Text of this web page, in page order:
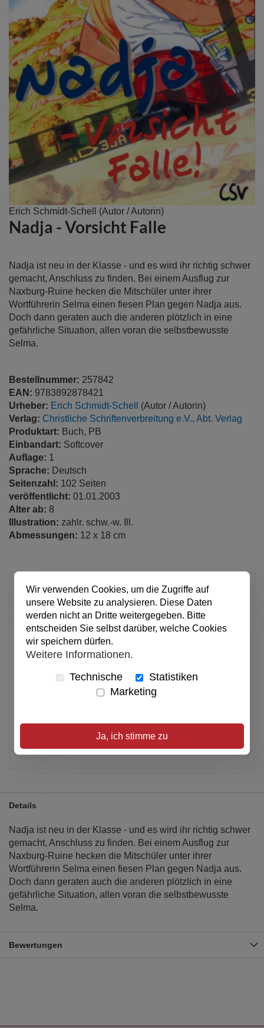
Erich Schmidt-Schell (Autor / Autorin)
Nadja - Vorsicht Falle
Nadja ist neu in der Klasse - und es wird ihr richtig schwer
gemacht, Anschluss zu finden. Bei einem Ausflug zur
Naxburg-Ruine hecken die Mitschüler unter ihrer
Wortführerin Selma einen fiesen Plan gegen Nadja aus.
Doch dann geraten auch die anderen plötzlich in eine
gefährliche Situation, allen voran die selbstbewusste
Selma.
Bestellnummer: 257842
EAN: 9783892878421
Urheber: Erich Schmidt-Schell
(Autor / Autorin)
Verlag: Christliche Schriftenverbreitung e.V., Abt. Verlag
Produktart: Buch, PB
Einbandart: Softcover
Auflage: 1
Sprache: Deutsch
Seitenzahl: 102 Seiten
veröffentlicht: 01.01.2003
Alter ab: 8
Illustration: zahlr. schw.-w. Ill.
Abmessungen: 12 x 18 cm
Zum
Anfang
der
springen
pro Stück
Anzahl
In den Warenkorb
Alle Preise inkl. MwSt.
Verfügbar
Details
Nadja ist neu in der Klasse - und es wird ihr richtig schwer
gemacht, Anschluss zu finden. Bei einem Ausflug zur
Naxburg-Ruine hecken die Mitschüler unter ihrer
Wortführerin Selma einen fiesen Plan gegen Nadja aus.
Doch dann geraten auch die anderen plötzlich in eine
gefährliche Situation, allen voran die selbstbewusste
Selma.
Bewertungen
Wir verwenden Cookies, um die Zugriffe auf
unsere Website zu analysieren. Diese Daten
werden nicht an Dritte weitergegeben. Bitte
entscheiden Sie selbst darüber, welche Cookies
wir speichern dürfen.
Weitere Informationen.
Technische
Statistiken
Marketing
Ja, ich stimme zu